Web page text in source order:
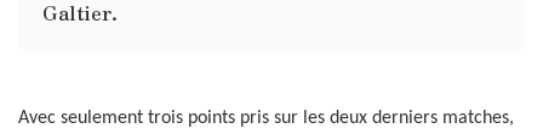
Galtier.
Avec seulement trois points pris sur les deux derniers matches,